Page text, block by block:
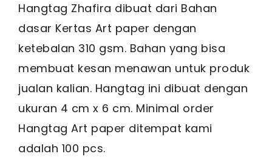
Hangtag Zhafira dibuat dari Bahan
dasar Kertas Art paper dengan
ketebalan 310 gsm. Bahan yang bisa
membuat kesan menawan untuk produk
jualan kalian. Hangtag ini dibuat dengan
ukuran 4 cm x 6 cm. Minimal order
Hangtag Art paper ditempat kami
adalah 100 pcs.